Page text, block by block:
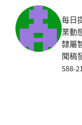
每日
業動
隸屬
聞稿
588-